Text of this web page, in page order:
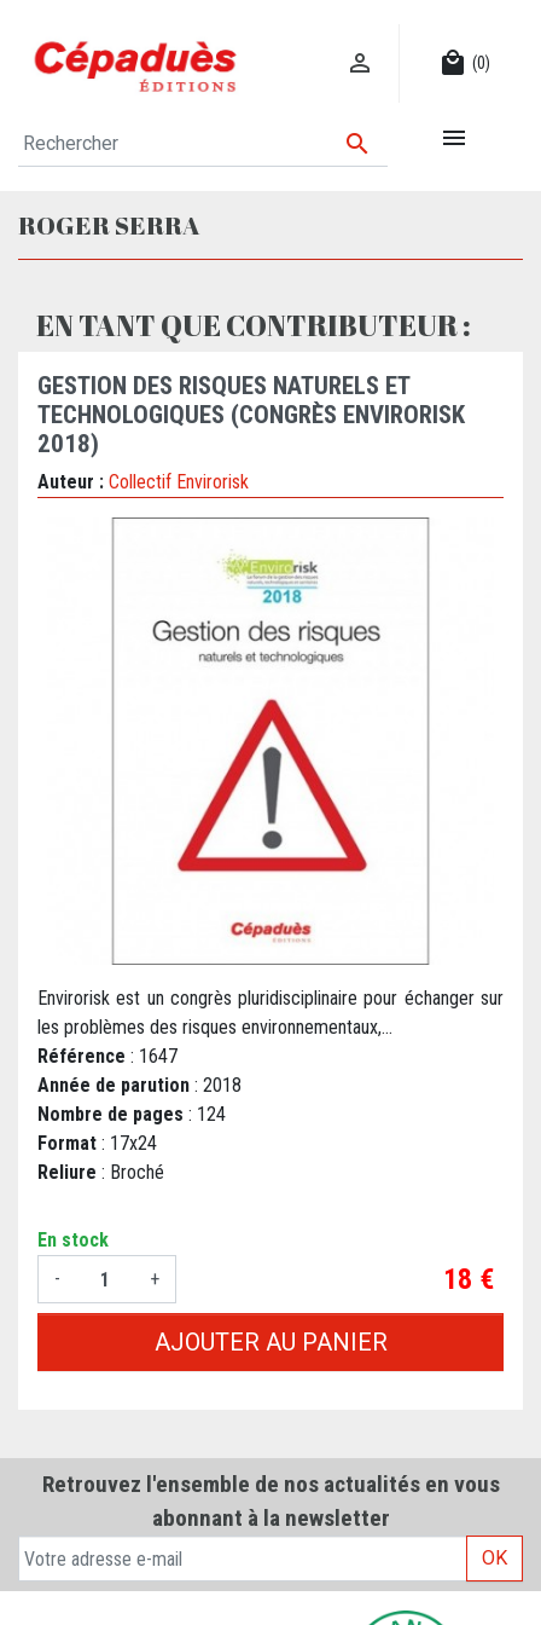
 local_mall (0)
 
ROGER SERRA
EN TANT QUE CONTRIBUTEUR :
GESTION DES RISQUES NATURELS ET
TECHNOLOGIQUES (CONGRÈS ENVIRORISK
2018)
Auteur : Collectif Envirorisk
Envirorisk est un congrès pluridisciplinaire pour échanger sur
les problèmes des risques environnementaux,...
Référence : 1647
Année de parution : 2018
Nombre de pages : 124
Format : 17x24
Reliure : Broché
En stock
-
+ Prix
18 €
AJOUTER AU PANIER
Retrouvez l'ensemble de nos actualités en vous
abonnant à la newsletter
OK